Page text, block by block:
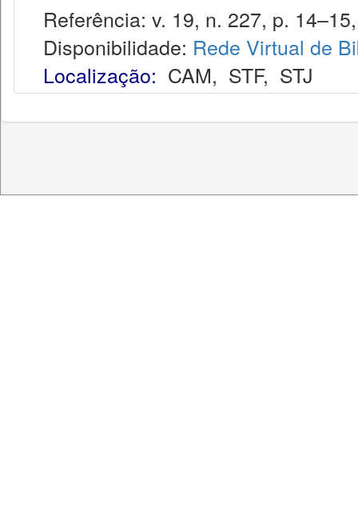
Referência: v. 19, n. 227, p.
Disponibilidade: Rede Virtual de
Localização: CAM, STF, STJ